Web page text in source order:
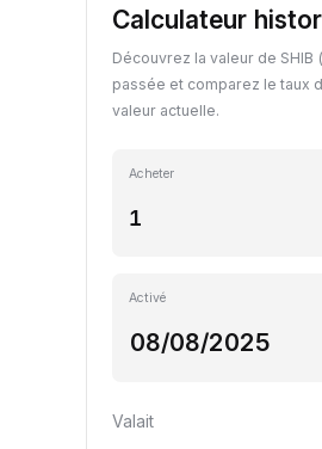
Calculateur
Découvrez la valeur de SHIB
passée et comparez le taux
valeur actuelle.
Acheter
Activé
Valait